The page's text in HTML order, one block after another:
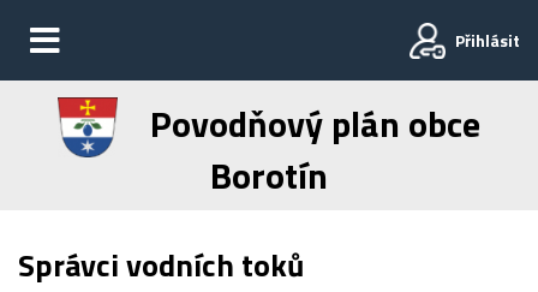
Přihlásit
Povodňový plán obce
Borotín
Správci vodních toků